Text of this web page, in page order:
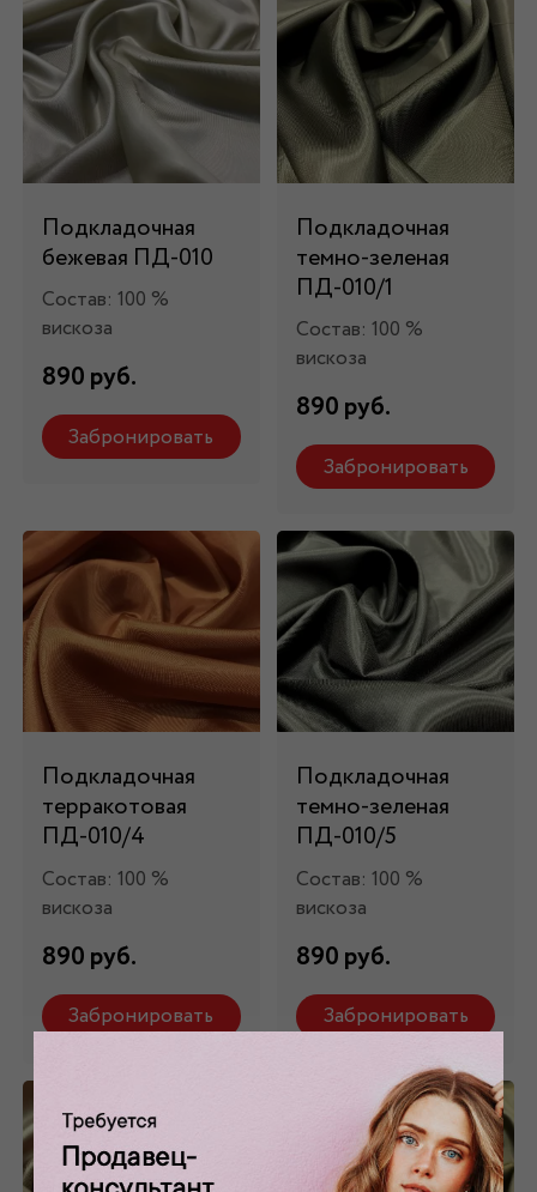
Подкладочная
бежевая ПД-010
Состав: 100 %
вискоза
890 руб.
Забронировать
Подкладочная
темно-зеленая
ПД-010/1
Состав: 100 %
вискоза
890 руб.
Забронировать
Подкладочная
терракотовая
ПД-010/4
Состав: 100 %
вискоза
890 руб.
Забронировать
Подкладочная
темно-зеленая
ПД-010/5
Состав: 100 %
вискоза
890 руб.
Забронировать